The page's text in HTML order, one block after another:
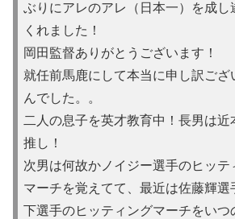
ぶりにアレのアレ（日本一）を成し
くれました！
岡田監督ありがとうございます！
就任前馬鹿にして本当に申し訳ござ
んでした。。
二人の息子を英才教育中！長男は近
推し！
次男は何故かノイ ジー選手のヒッテ
マーチを覚えてて、最近は佐藤輝選
下選手のヒッティングマーチをいつ